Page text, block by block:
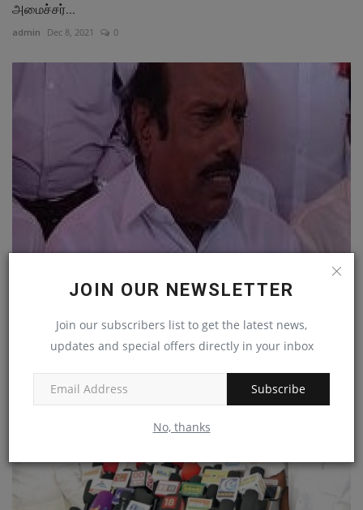
JOIN OUR NEWSLETTER
Join our subscribers list to get the latest news,
updates and special offers directly in your inbox
Subscribe
No, thanks
அமைச்சர்...
admin Dec 8, 2021 0
பொதுப் பணிதுறை அமைச்சரின் உத்தரவு! சி.எம்.சி
மருத்துவமனை...
Jun 7, 2022 0